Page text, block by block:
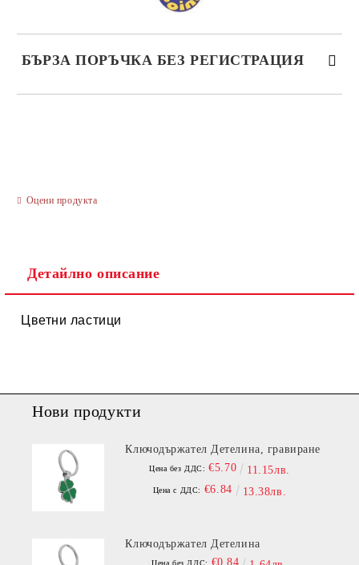
БЪРЗА ПОРЪЧКА БЕЗ РЕГИСТРАЦИЯ
Оцени продукта
Детайлно описание
Цветни ластици
Нови продукти
Ключодържател Детелина, гравиране
Цена без ДДС: €5.70 11.15лв.
Цена с ДДС: €6.84 13.38лв.
Ключодържател Детелина
Цена без ДДС: €0.84